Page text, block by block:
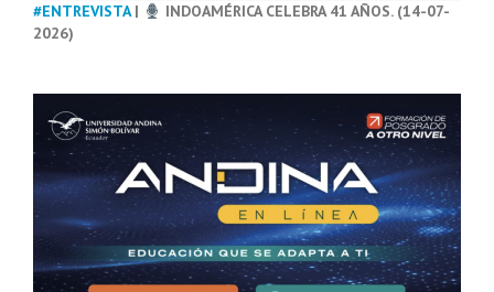
#ENTREVISTA|
INDOAMÉRICA CELEBRA 41 AÑOS. (14-07-
2026)